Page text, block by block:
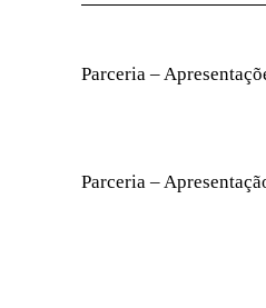
Parceria –
Parceria –